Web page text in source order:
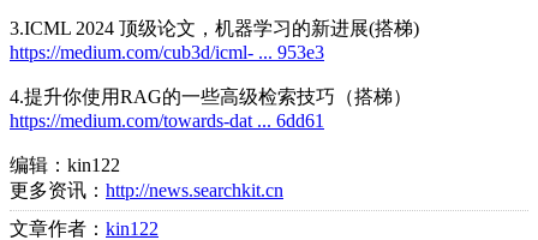
3.ICML 2024 顶级论文，机器学习的新进展(搭梯)
https://medium.com/cub3d/icml- ... 953e3
4.提升你使用RAG的一些高级检索技巧（搭梯）
https://medium.com/towards-dat ... 6dd61
编辑：kin122
更多资讯： http://news.searchkit.cn
文章作者： kin122